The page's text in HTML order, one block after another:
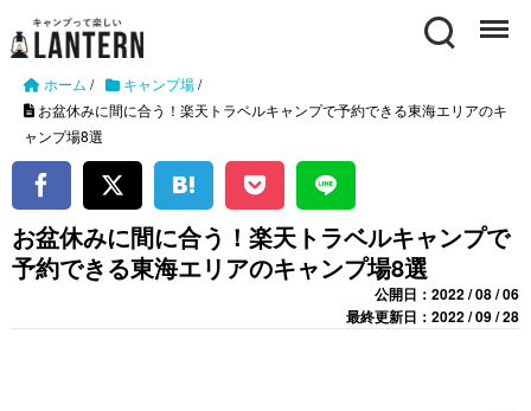
Search Menu
ホーム / キャンプ場/
お盆休みに間に合う！楽天トラベルキャンプで予約できる東海エリアのキ
ャンプ場8選
お盆休みに間に合う！楽天トラベルキャンプで
予約できる東海エリアのキャンプ場8選
公開日：2022 / 08 / 06
最終更新日：2022 / 09 / 28